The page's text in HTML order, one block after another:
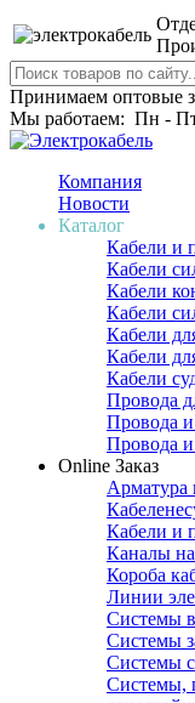
Принимаем оптовые
Мы работаем: Пн -
Компания
Новости
Каталог
Кабели и
Кабели
Кабели
Кабели
Кабели
Кабели
Кабели
Провода
Провода и
Провода
Online Заказ
Арматура
Кабели и
Каналы
Короба
Линии
Системы
Системы
Системы
Системы,